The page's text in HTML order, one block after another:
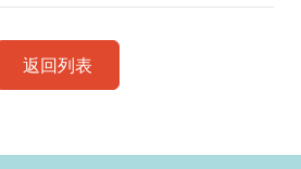
返回列表